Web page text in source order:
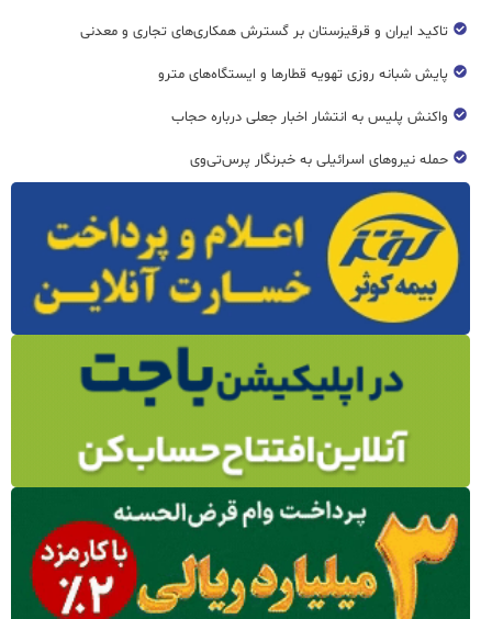
تاکید ایران و قرقیزستان بر گسترش همکاری‌های تجاری و معدنی
پایش شبانه روزی تهویه قطار‌ها و ایستگاه‌های مترو
واکنش پلیس به انتشار اخبار جعلی درباره حجاب
حمله نیروهای اسرائیلی به خبرنگار پرس‌تی‌وی